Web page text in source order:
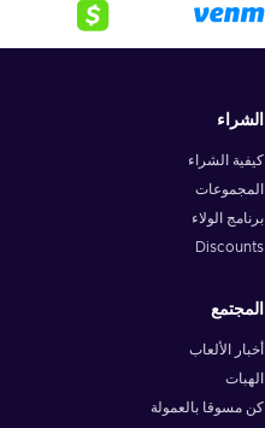
الشراء
كيفية الشراء
المجموعات
برنامج الولاء
Discounts
المجتمع
أخبار الألعاب
الهبات
كن مسوقا بالعمولة